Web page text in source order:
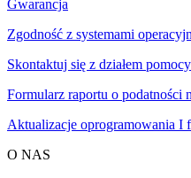
Gwarancja
Zgodność z systemami
Skontaktuj się z działem pomocy
Formularz raportu o podatności
Aktualizacje oprogramowania I
O NAS